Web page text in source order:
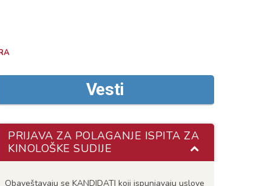
Vesti
PRIJAVA ZA POLAGANJE ISPITA ZA
KINOLOŠKE SUDIJE
Obaveštavaju se KANDIDATI koji ispunjavaju uslove